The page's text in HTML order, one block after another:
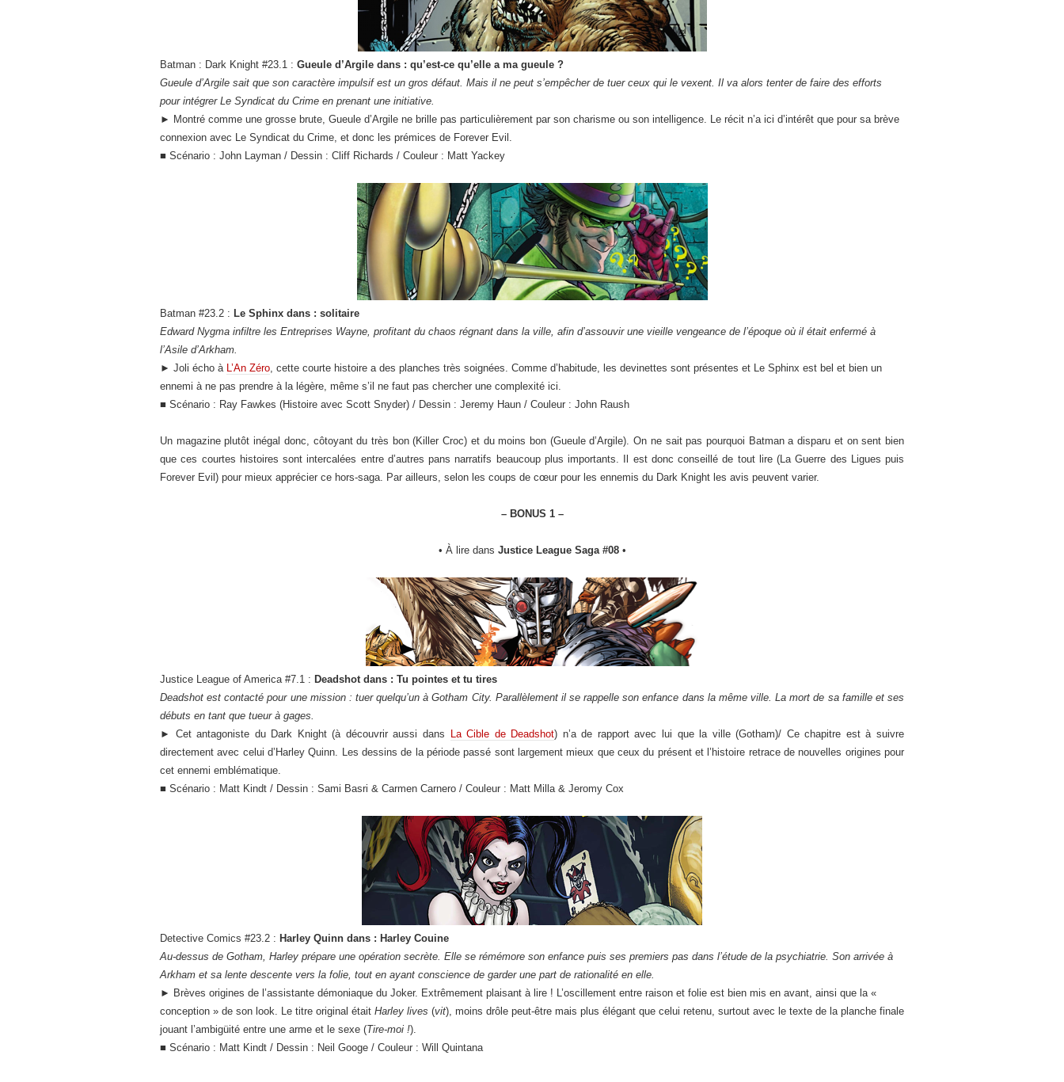
Batman : Dark Knight #23.1 : Gueule d’Argile dans : qu’est-ce qu’elle a ma gueule ?
Gueule d’Argile sait que son caractère impulsif est un gros défaut. Mais il ne peut s’empêcher de tuer ceux qui le vexent. Il va alors tenter de faire des efforts
pour intégrer Le Syndicat du Crime en prenant une initiative.
► Montré comme une grosse brute, Gueule d’Argile ne brille pas particulièrement par son charisme ou son intelligence. Le récit n’a ici d’intérêt que pour sa brève
connexion avec Le Syndicat du Crime, et donc les prémices de Forever Evil.
■ Scénario : John Layman / Dessin : Cliff Richards / Couleur : Matt Yackey
Batman #23.2 : Le Sphinx dans : solitaire
Edward Nygma infiltre les Entreprises Wayne, profitant du chaos régnant dans la ville, afin d’assouvir une vieille vengeance de l’époque où il était enfermé à
l’Asile d’Arkham.
► Joli écho à L’An Zéro, cette courte histoire a des planches très soignées. Comme d’habitude, les devinettes sont présentes et Le Sphinx est bel et bien un
ennemi à ne pas prendre à la légère, même s’il ne faut pas chercher une complexité ici.
■ Scénario : Ray Fawkes (Histoire avec Scott Snyder) / Dessin : Jeremy Haun / Couleur : John Raush
Un magazine plutôt inégal donc, côtoyant du très bon (Killer Croc) et du moins bon (Gueule d’Argile). On ne sait pas pourquoi Batman a disparu et on sent bien
que ces courtes histoires sont intercalées entre d’autres pans narratifs beaucoup plus importants. Il est donc conseillé de tout lire (La Guerre des Ligues puis
Forever Evil) pour mieux apprécier ce hors-saga. Par ailleurs, selon les coups de cœur pour les ennemis du Dark Knight les avis peuvent varier.
– BONUS 1 –
• À lire dans Justice League Saga #08•
Justice League of America #7.1 : Deadshot dans : Tu pointes et tu tires
Deadshot est contacté pour une mission : tuer quelqu’un à Gotham City. Parallèlement il se rappelle son enfance dans la même ville. La mort de sa famille et ses
débuts en tant que tueur à gages.
►
Cet antagoniste du Dark Knight (à découvrir aussi dans La Cible de Deadshot) n’a de rapport avec lui que la ville (Gotham)/ Ce chapitre est à suivre
directement avec celui d’Harley Quinn. Les dessins de la période passé sont largement mieux que ceux du présent et l’histoire retrace de nouvelles origines pour
cet ennemi emblématique.
■ Scénario : Matt Kindt / Dessin : Sami Basri & Carmen Carnero / Couleur : Matt Milla & Jeromy Cox
Detective Comics #23.2 : Harley Quinn dans : Harley Couine
Au-dessus de Gotham, Harley prépare une opération secrète. Elle se rémémore son enfance puis ses premiers pas dans l’étude de la psychiatrie. Son arrivée à
Arkham et sa lente descente vers la folie, tout en ayant conscience de garder une part de rationalité en elle.
► Brèves origines de l’assistante démoniaque du Joker. Extrêmement plaisant à lire ! L’oscillement entre raison et folie est bien mis en avant, ainsi que la «
conception » de son look. Le titre original était Harley lives (vit), moins drôle peut-être mais plus élégant que celui retenu, surtout avec le texte de la planche finale
jouant l’ambigüité entre une arme et le sexe (Tire-moi !).
■ Scénario : Matt Kindt / Dessin : Neil Googe / Couleur : Will Quintana